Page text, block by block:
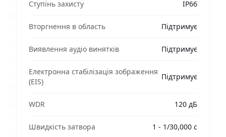
Ступінь захисту IP66
Вторгнення в область Підтримує
Виявлення аудіо винятків Підтримує
Електронна стабілізація зображення
(EIS)
Підтримує
WDR 120 дБ
Швидкість затвора 1 - 1/30,000 с